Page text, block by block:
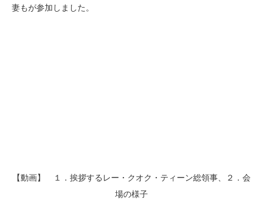
妻もが参加しました。
【動画】 １．挨拶するレー・クオク・ティーン総領事、２．会
場の様子